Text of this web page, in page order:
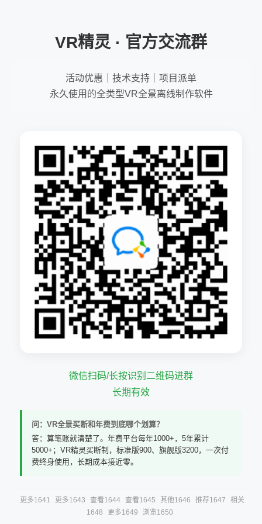
VR精灵 · 官方交流群
活动优惠｜技术支持｜项目派单
永久使用的全类型VR全景离线制作软件
微信扫码/长按识别二维码进群
长期有效
问：VR全景买断和年费到底哪个划算？
答：算笔账就清楚了。年费平台每年1000+，5年累计
5000+；VR精灵买断制，标准版900、旗舰版3200，一次付
费终身使用，长期成本接近零。
更多1641 更多1643 查看1644 查看1645 其他1646 推荐1647
相关
1648
更多1649 浏览1650